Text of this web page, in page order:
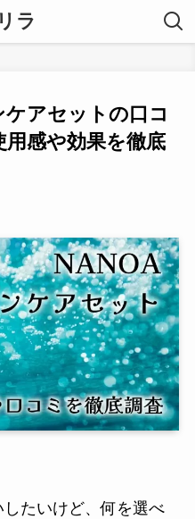
ラ
アセットの口コ
用感や効果を徹底
したいけど、何を選べ